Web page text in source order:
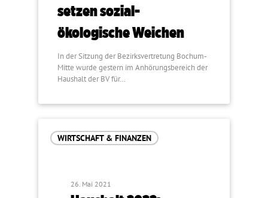
setzen sozial-
ökologische Weichen
In der Sitzung der Bezirksvertretung Bochum-
Mitte wurde gestern im Anhörungsbereich der
Haushalt der BV für…
WIRTSCHAFT & FINANZEN
26. Mai 2021